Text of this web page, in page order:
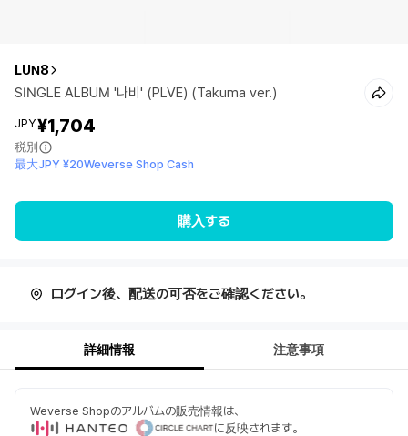
LUN8
SINGLE ALBUM '나비' (PLVE) (Takuma ver.)
JPY¥1,704
税別
最大JPY ¥20Weverse Shop Cash
購入する
ログイン後、配送の可否をご確認ください。
詳細情報 注意事項
Weverse Shopのアルバムの販売情報は、
に反映されます。